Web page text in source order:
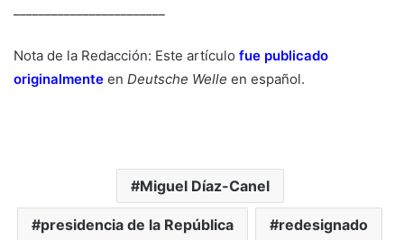
Nota de la Redacción: Este artículo fue publicado
originalmente en Deutsche Welle en español.
Miguel Díaz-Canel
presidencia de la República redesignado